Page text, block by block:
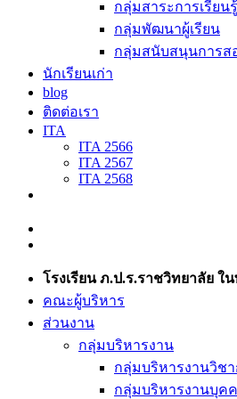
กลุ่มสาระการเรีย
กลุ่มพัฒนาผู้เรียน
กลุ่มสนับสนุนการส
นักเรียนเก่า
blog
ติดต่อเรา
ITA
ITA 2566
ITA 2567
ITA 2568
โรงเรียน ภ.ป.ร.ราชวิทยาลัย ใ
คณะผู้บริหาร
ส่วนงาน
กลุ่มบริหารงาน
กลุ่มบริหารงานวิชา
กลุ่มบริหารงานบุค